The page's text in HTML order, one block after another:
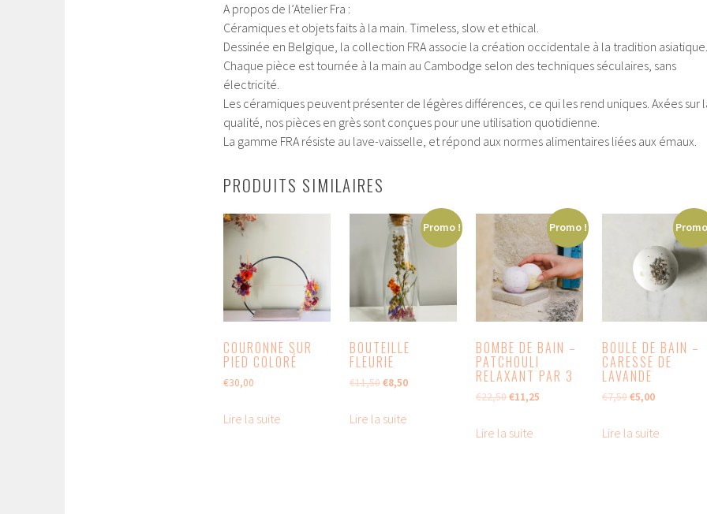
A propos de l’Atelier Fra :
Céramiques et objets faits à la main. Timeless, slow et ethical.
Dessinée en Belgique, la collection FRA associe la création occidentale à la tradition asiatique.
Chaque pièce est tournée à la main au Cambodge selon des techniques séculaires, sans
électricité.
Les céramiques peuvent présenter de légères différences, ce qui les rend uniques. Axées sur
qualité, nos pièces en grès sont conçues pour une utilisation quotidienne.
La gamme FRA résiste au lave-vaisselle, et répond aux normes alimentaires liées aux émaux.
PRODUITS SIMILAIRES
COURONNE SUR
PIED COLORÉ
€30,00
Lire la suite
Promo !
BOUTEILLE
FLEURIE
€11,50Le
initial
€8,50Le
Lire la suite
Promo !
BOMBE DE BAIN –
PATCHOULI
RELAXANT PAR 3
€22,50Le
initial
€11,25
Lire la suite
BOULE DE BAIN –
CARESSE DE
LAVANDE
€7,50Le
initial
€5,00Le
Lire la suite